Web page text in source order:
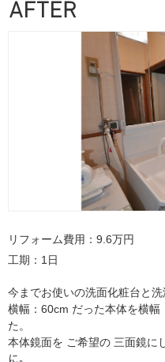
リフォーム費用
9.6万円
工期
1日
今までお使いの洗面化粧台と
横幅：60cm だった本体を横幅
た。
本体鏡面を ご希望の 三面鏡に
に。